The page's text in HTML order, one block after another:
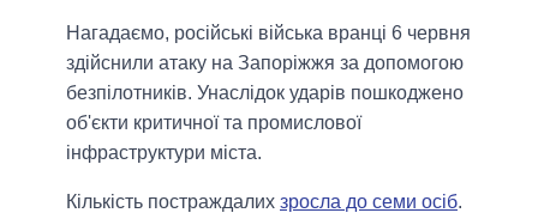
Нагадаємо, російські війська вранці 6 червня
здійснили атаку на Запоріжжя за допомогою
безпілотників. Унаслідок ударів пошкоджено
об'єкти критичної та промислової
інфраструктури міста.
Кількість постраждалих зросла до семи осіб.